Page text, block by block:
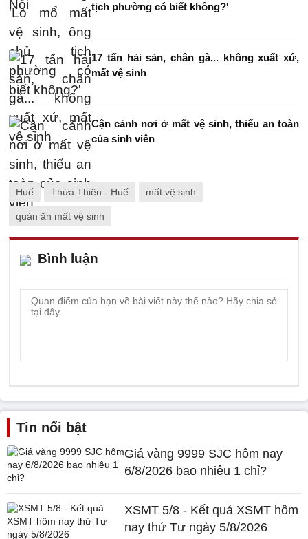
tịch phường có biết không?'
17 tấn hải sản, chân gà... không xuất xứ,
mất vệ sinh
Cận cảnh nơi ở mất vệ sinh, thiếu an toàn
của sinh viên
Huế Thừa Thiên - Huế mất vệ sinh
quán ăn mất vệ sinh
Bình luận
Tin nổi bật
Giá vàng 9999 SJC hôm nay
6/8/2026 bao nhiêu 1 chỉ?
XSMT 5/8 - Kết quả XSMT hôm
nay thứ Tư ngày 5/8/2026